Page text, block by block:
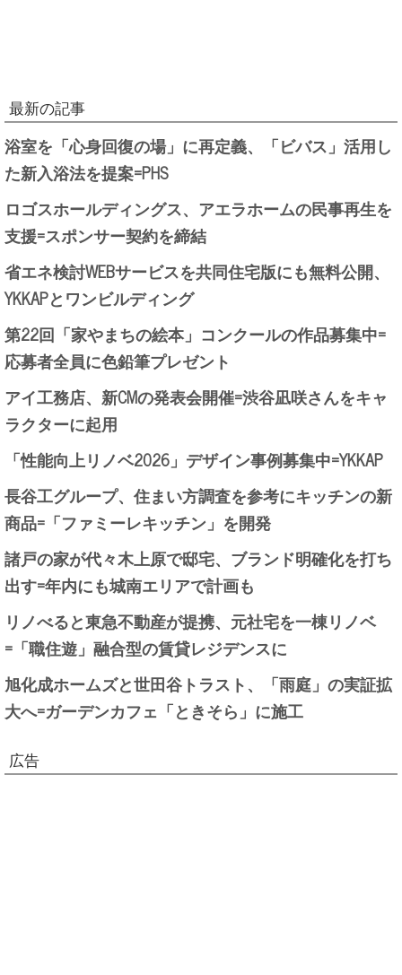
最新の記事
浴室を「心身回復の場」に再定義、「ビバス」活用し
た新入浴法を提案=PHS
ロゴスホールディングス、アエラホームの民事再生を
支援=スポンサー契約を締結
省エネ検討WEBサービスを共同住宅版にも無料公開、
YKKAPとワンビルディング
第22回「家やまちの絵本」コンクールの作品募集中=
応募者全員に色鉛筆プレゼント
アイ工務店、新CMの発表会開催=渋谷凪咲さんをキャ
ラクターに起用
「性能向上リノベ2026」デザイン事例募集中=YKKAP
長谷工グループ、住まい方調査を参考にキッチンの新
商品=「ファミーレキッチン」を開発
諸戸の家が代々木上原で邸宅、ブランド明確化を打ち
出す=年内にも城南エリアで計画も
リノべると東急不動産が提携、元社宅を一棟リノベ
=「職住遊」融合型の賃貸レジデンスに
旭化成ホームズと世田谷トラスト、「雨庭」の実証拡
大へ=ガーデンカフェ「ときそら」に施工
広告